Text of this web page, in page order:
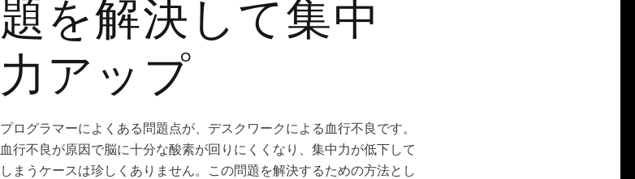
力アップ
プログラマーによくある問題点が、デスクワークによる血行不良です。
血行不良が原因で脳に十分な酸素が回りにくくなり、集中力が低下して
しまうケースは珍しくありません。この問題を解決するための方法とし